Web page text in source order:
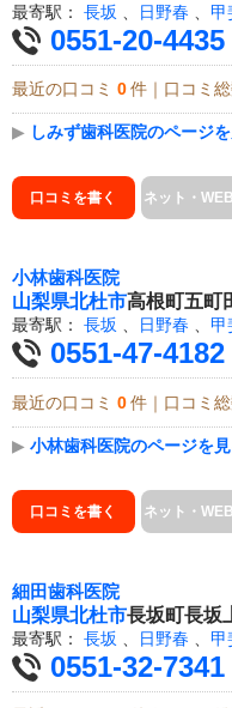
最寄駅： 長坂 日野春 甲
0551-20-4435
最近の口コミ 0 件｜口コミ
▶ しみず歯科医院のページ
口コミを書く ネット・
小林歯科医院
山梨県北杜市高根町五町
最寄駅： 長坂 、 日野春 、 甲
0551-47-4182
最近の口コミ 0 件｜口コミ
▶ 小林歯科医院のページを
口コミを書く ネット・
細田歯科医院
山梨県北杜市長坂町長坂
最寄駅： 長坂 日野春 甲
0551-32-7341